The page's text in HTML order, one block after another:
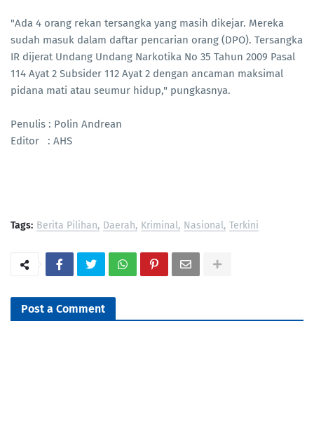
"Ada 4 orang rekan tersangka yang masih dikejar. Mereka
sudah masuk dalam daftar pencarian orang (DPO). Tersangka
IR dijerat Undang Undang Narkotika No 35 Tahun 2009 Pasal
114 Ayat 2 Subsider 112 Ayat 2 dengan ancaman maksimal
pidana mati atau seumur hidup," pungkasnya.
Penulis : Polin Andrean
Editor : AHS
Tags: Berita Pilihan Daerah Kriminal Nasional Terkini
Post a Comment